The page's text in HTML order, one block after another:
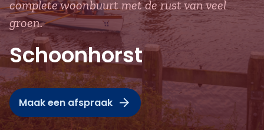
complete woonbuurt met de rust van veel
groen.
Schoonhorst
Maak een afspraak